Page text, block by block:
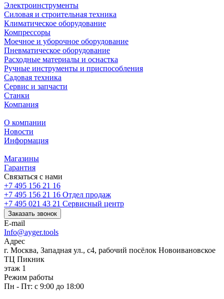
Электроинструменты
Силовая и строительная техника
Климатическое оборудование
Компрессоры
Моечное и уборочное оборудование
Пневматическое оборудование
Расходные материалы и оснастка
Ручные инструменты и приспособления
Садовая техника
Сервис и запчасти
Станки
Компания
О компании
Новости
Информация
Магазины
Гарантия
Связаться с нами
+7 495 156 21 16
+7 495 156 21 16 Отдел продаж
+7 495 021 43 21 Cервисный центр
Заказать звонок
E-mail
Info@ayger.tools
Адрес
г. Москва, Западная ул., с4, рабочий посёлок Новоивановское
ТЦ Пикник
этаж 1
Режим работы
Пн - Пт: с 9:00 до 18:00